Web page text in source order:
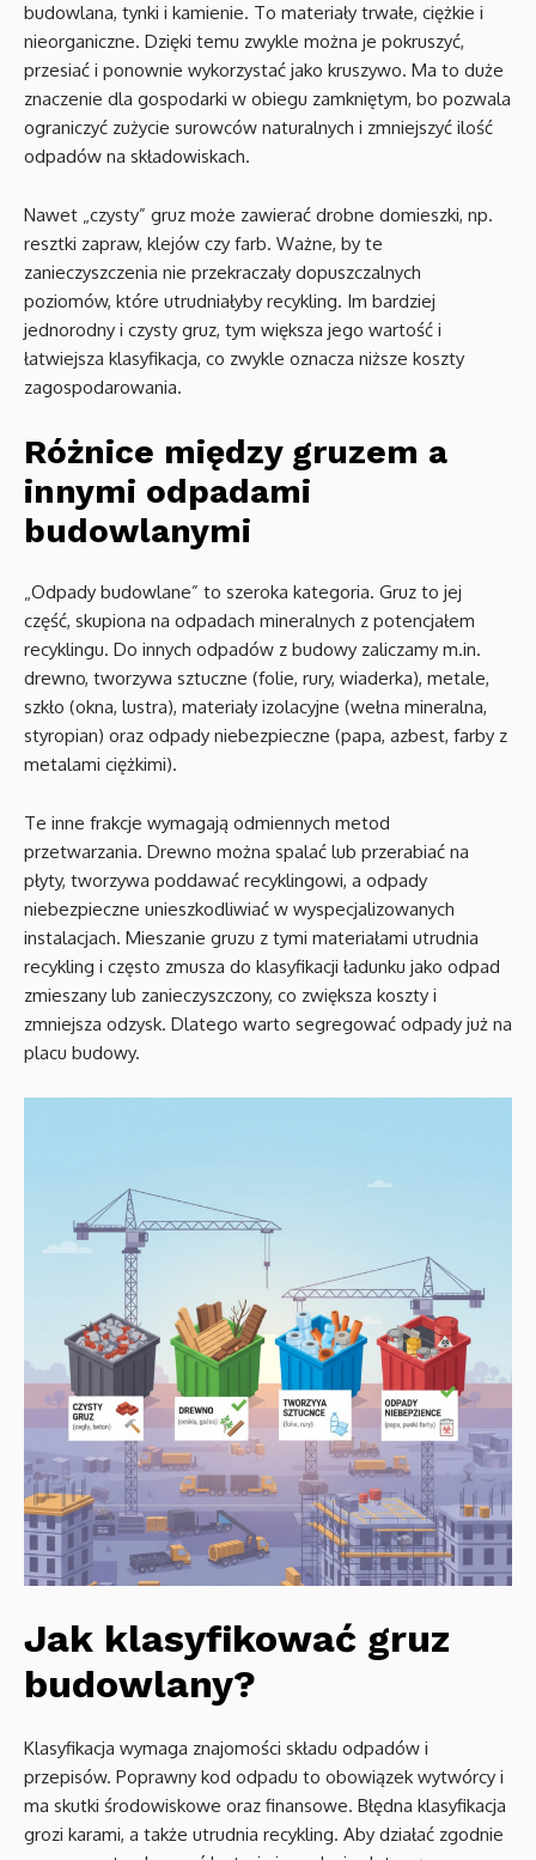
budowlana, tynki i kamienie. To materiały trwałe, ciężkie i
nieorganiczne. Dzięki temu zwykle można je pokruszyć,
przesiać i ponownie wykorzystać jako kruszywo. Ma to duże
znaczenie dla gospodarki w obiegu zamkniętym, bo pozwala
ograniczyć zużycie surowców naturalnych i zmniejszyć ilość
odpadów na składowiskach.
Nawet „czysty” gruz może zawierać drobne domieszki, np.
resztki zapraw, klejów czy farb. Ważne, by te
zanieczyszczenia nie przekraczały dopuszczalnych
poziomów, które utrudniałyby recykling. Im bardziej
jednorodny i czysty gruz, tym większa jego wartość i
łatwiejsza klasyfikacja, co zwykle oznacza niższe koszty
zagospodarowania.
Różnice między gruzem a
innymi odpadami
budowlanymi
„Odpady budowlane” to szeroka kategoria. Gruz to jej
część, skupiona na odpadach mineralnych z potencjałem
recyklingu. Do innych odpadów z budowy zaliczamy m.in.
drewno, tworzywa sztuczne (folie, rury, wiaderka), metale,
szkło (okna, lustra), materiały izolacyjne (wełna mineralna,
styropian) oraz odpady niebezpieczne (papa, azbest, farby z
metalami ciężkimi).
Te inne frakcje wymagają odmiennych metod
przetwarzania. Drewno można spalać lub przerabiać na
płyty, tworzywa poddawać recyklingowi, a odpady
niebezpieczne unieszkodliwiać w wyspecjalizowanych
instalacjach. Mieszanie gruzu z tymi materiałami utrudnia
recykling i często zmusza do klasyfikacji ładunku jako odpad
zmieszany lub zanieczyszczony, co zwiększa koszty i
zmniejsza odzysk. Dlatego warto segregować odpady już na
placu budowy.
Jak klasyfikować gruz
budowlany?
Klasyfikacja wymaga znajomości składu odpadów i
przepisów. Poprawny kod odpadu to obowiązek wytwórcy i
ma skutki środowiskowe oraz finansowe. Błędna klasyfikacja
grozi karami, a także utrudnia recykling. Aby działać zgodnie